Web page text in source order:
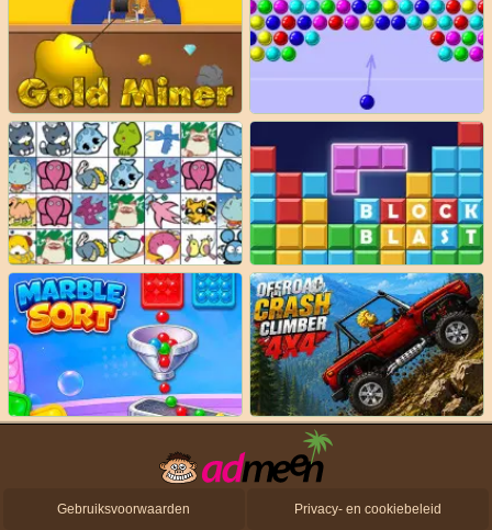
Gebruiksvoorwaarden Privacy- en cookiebeleid